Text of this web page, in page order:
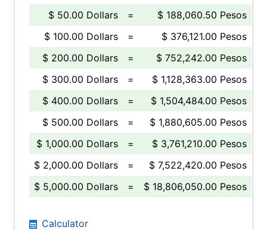
$ 50.00 Dollars
=
$ 188,060.50 Pesos
$ 100.00 Dollars
=
$ 376,121.00 Pesos
$ 200.00 Dollars
=
$ 752,242.00 Pesos
$ 300.00 Dollars
=
$ 1,128,363.00 Pesos
$ 400.00 Dollars
=
$ 1,504,484.00 Pesos
$ 500.00 Dollars
=
$ 1,880,605.00 Pesos
$ 1,000.00 Dollars
=
$ 3,761,210.00 Pesos
$ 2,000.00 Dollars
=
$ 7,522,420.00 Pesos
$ 5,000.00 Dollars
= $ 18,806,050.00 Pesos
Calculator